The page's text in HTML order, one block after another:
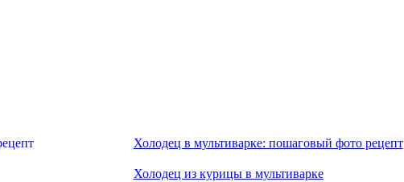
Холодец в мультиварке: пошаговый фото рецепт
Холодец из курицы в мультиварке